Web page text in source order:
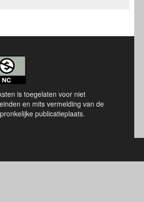
is toegelaten voor niet
en mits vermelding van de
publicatieplaats.